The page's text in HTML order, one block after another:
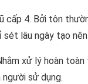
4. Bởi tôn
lâu ngày tạo
xử lý hoàn
sử dụng.